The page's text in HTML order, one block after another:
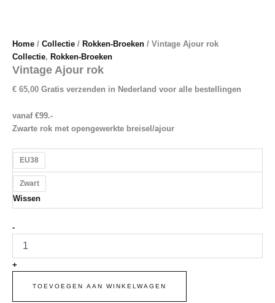
Home / Collectie / Rokken-Broeken / Vintage Ajour rok
Collectie, Rokken-Broeken
Vintage Ajour rok
€ 65,00 Gratis verzenden in Nederland voor alle bestellingen
vanaf €99.-
Zwarte rok met opengewerkte breisel/ajour
EU38
Zwart
Wissen
-Vintage
rok
aantal
+
TOEVOEGEN AAN WINKELWAGEN